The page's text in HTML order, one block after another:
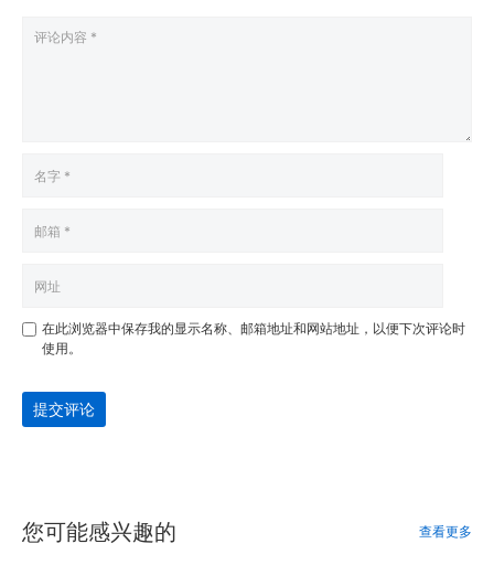
在此浏览器中保存我的显示名称、邮箱地址和网站地址，以便下次评论时
使用。
提交评论
您可能感兴趣的 查看更多